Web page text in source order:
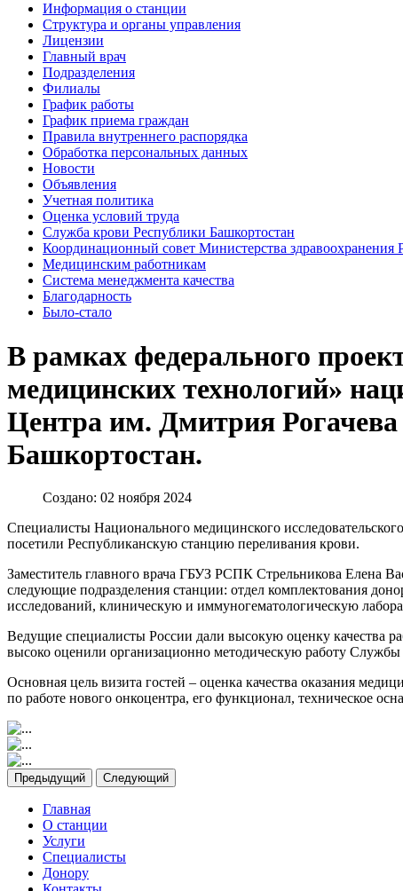
Информация о станции
Структура и органы управления
Лицензии
Главный врач
Подразделения
Филиалы
График работы
График приема граждан
Правила внутреннего распорядка
Обработка персональных данных
Новости
Объявления
Учетная политика
Оценка условий труда
Служба крови Республики Башкортостан
Координационный совет Министерства
Медицинским работникам
Система менеджмента качества
Благодарность
Было-стало
В рамках федерального
медицинских технологий»
Центра им. Дмитрия Рогачева
Башкортостан.
Создано: 02 ноября 2024
Специалисты Национального медицинского
посетили Республиканскую станцию переливания крови.
Заместитель главного врача ГБУЗ РСПК Стрельникова Елена
следующие подразделения станции: отдел комплектования
исследований, клиническую и иммуногематологическую
Ведущие специалисты России дали высокую оценку качества
высоко оценили организационно методическую работу
Основная цель визита гостей – оценка качества оказания
по работе нового онкоцентра, его функционал, техническое
Предыдущий Следующий
Главная
О станции
Услуги
Специалисты
Донору